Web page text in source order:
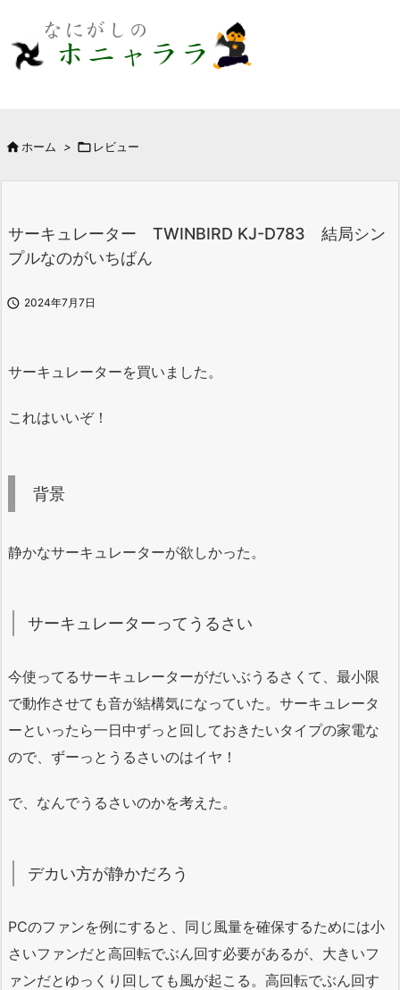
 ホーム >  レビュー
サーキュレーター TWINBIRD KJ-D783 結局シン
プルなのがいちばん
 2024年7月7日
サーキュレーターを買いました。
これはいいぞ！
背景
静かなサーキュレーターが欲しかった。
サーキュレーターってうるさい
今使ってるサーキュレーターがだいぶうるさくて、最小限
で動作させても音が結構気になっていた。サーキュレータ
ーといったら一日中ずっと回しておきたいタイプの家電な
ので、ずーっとうるさいのはイヤ！
で、なんでうるさいのかを考えた。
デカい方が静かだろう
PCのファンを例にすると、同じ風量を確保するためには小
さいファンだと高回転でぶん回す必要があるが、大きいフ
ァンだとゆっくり回しても風が起こる。高回転でぶん回す